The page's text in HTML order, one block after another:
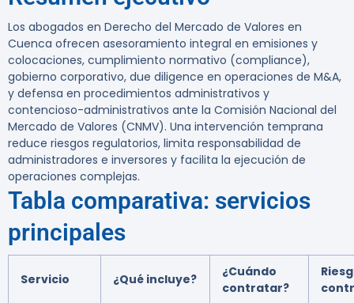
Los abogados en Derecho del Mercado de Valores en
Cuenca ofrecen asesoramiento integral en emisiones y
colocaciones, cumplimiento normativo (compliance),
gobierno corporativo, due diligence en operaciones de M&A,
y defensa en procedimientos administrativos y
contencioso-administrativos ante la Comisión Nacional del
Mercado de Valores (CNMV). Una intervención temprana
reduce riesgos regulatorios, limita responsabilidad de
administradores e inversores y facilita la ejecución de
operaciones complejas.
Tabla comparativa: servicios
principales
Servicio ¿Qué incluye?
¿Cuándo
contratar?